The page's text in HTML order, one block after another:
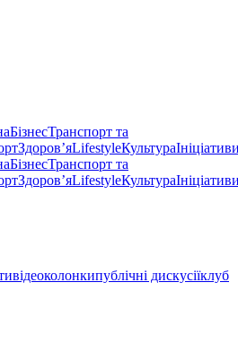
БізнесТранспорт та
ЗдоровʼяLifestyleКультура
БізнесТранспорт та
ЗдоровʼяLifestyleКультура
відеоколонкипублічні дискусіїклуб